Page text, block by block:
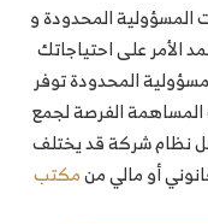
المسؤولية المحدودة و
على احتياجاتك
المحدودة توفر
المساهمة الفرصة لجمع
نظام شركة قد يختلف
أو مالي منمكتب